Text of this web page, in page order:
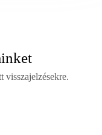
visszajelzésekre.